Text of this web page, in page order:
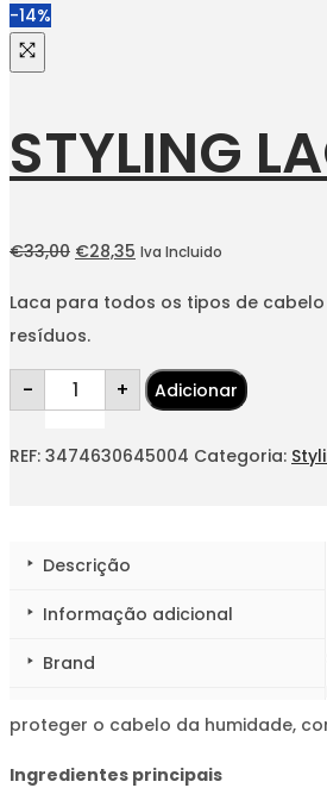
-14%
STYLING
€33,00 O
€33,00.
€28,35 O
€28,35.
Iva Incluido
Laca para todos os tipos de
resíduos.
- Quantidade
STYLING
Noire
300ml
+ Adicionar
REF: 3474630645004 Categoria:
Descrição
Informação adicional
Brand
proteger o cabelo da humidade,
Ingredientes principais